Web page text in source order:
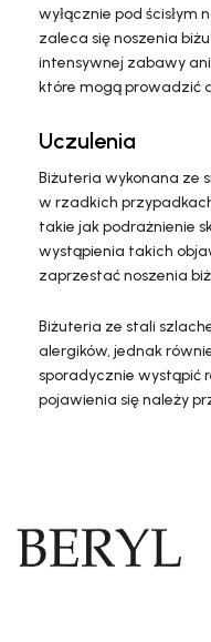
wyłącznie pod ścisłym
zaleca się noszenia
intensywnej zabawy
które mogą prowadzić
Uczulenia
Biżuteria wykonana ze
w rzadkich
takie jak podrażnienie
wystąpienia takich
zaprzestać noszenia
Biżuteria ze stali
alergików, jednak
sporadycznie wystąpić
pojawienia się należy